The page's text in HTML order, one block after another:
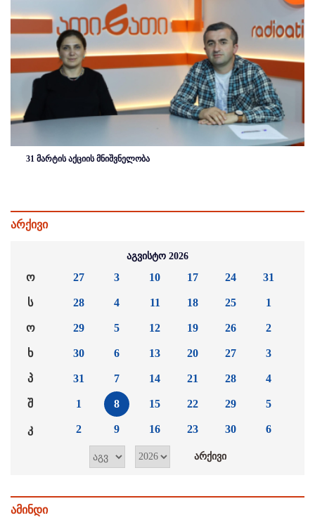
31 მარტის აქციის მნიშვნელობა
არქივი
აგვისტო 2026
ო
ს
ო
ხ
პ
შ
კ
27
28
29
30
31
1
2
3
4
5
6
7
8
9
10
11
12
13
14
15
16
17
18
19
20
21
22
23
24
25
26
27
28
29
30
31
1
2
3
4
5
6
ამინდი